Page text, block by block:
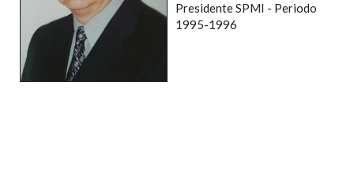
Presidente SPMI - Periodo
1995-1996